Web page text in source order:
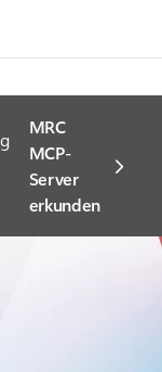
MRC
MCP-
Server
erkunden